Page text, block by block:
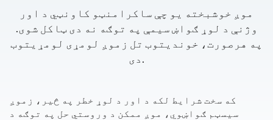
موږ خوشبخته یو چې ساکرامنټو کاونټي د اور
وژنې د لوړ ګواښ سیمې په توګه نه دی ټاکل شوی.
په هرصورت، خوندیتوب تل زموږ لومړی لومړیتوب
دی.
که سخت شرایط لکه د اور د لوړ خطر په څیر، زموږ
سیسټم ګواښوي، موږ ممکن د وروستي حل په توګه د